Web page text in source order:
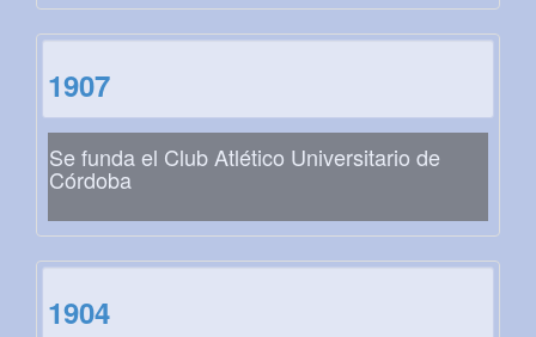
1907
Se funda el Club Atlético Universitario de
Córdoba
1904